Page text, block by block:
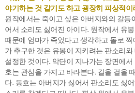
야기하는 것 같기도 하고 굉장히 피상적
원작에서는 죽이고 싶은 아버지와의 갈등
어서 소리도 싫어진 아이다. 원작에서 유
때문에 엄마가 죽었다고 생각하고 돌로 찍
가 추구한 것은 유봉이 지키려는 판소리
설정한 것이다. 악단이 지나가는 장면에
호는 관심을 가지고 바라본다. 길을 걸을
다. 동호는 아버지가 싫어서 판소리도 싫